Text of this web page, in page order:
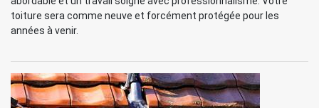
toiture sera comme neuve et forcément protégée pour les
années à venir.